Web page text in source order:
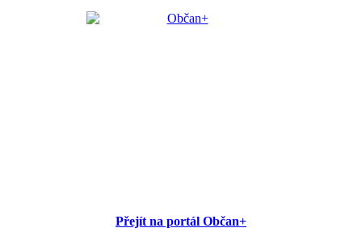
Přejít na portál Občan+